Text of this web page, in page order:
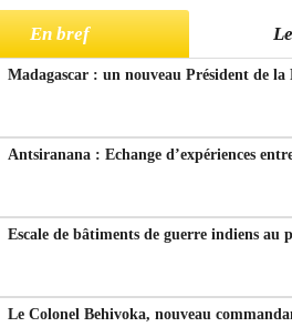
En bref
Madagascar : un nouveau Président de
Antsiranana : Echange d’expériences
Escale de bâtiments de guerre indiens au
Le Colonel Behivoka, nouveau